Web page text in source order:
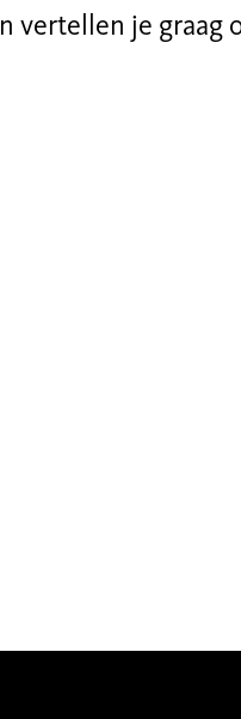
vertellen je graag